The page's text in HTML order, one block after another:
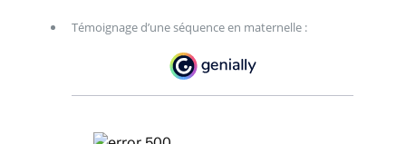
Témoignage d’une séquence en maternelle :